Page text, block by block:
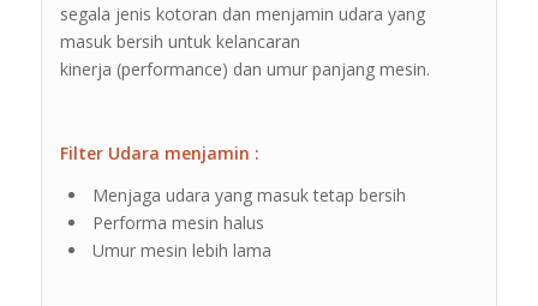
segala jenis kotoran dan menjamin udara yang
masuk bersih untuk kelancaran
kinerja (performance) dan umur panjang mesin.
Filter Udara menjamin :
Menjaga udara yang masuk tetap bersih
Performa mesin halus
Umur mesin lebih lama